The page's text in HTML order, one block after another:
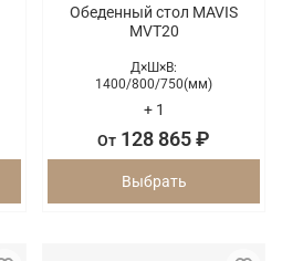
Обеденный стол MAVIS
MVT20
Д×Ш×В:
1400/800/750(мм)
+ 1
От 128 865 ₽
Выбрать